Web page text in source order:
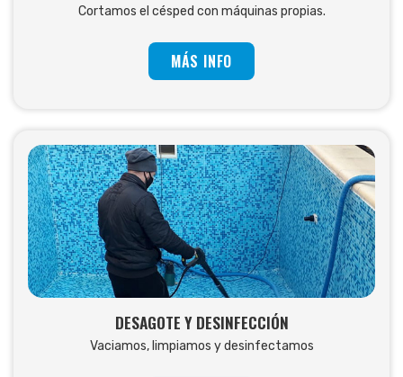
Cortamos el césped con máquinas propias.
MÁS INFO
DESAGOTE Y DESINFECCIÓN
Vaciamos, limpiamos y desinfectamos